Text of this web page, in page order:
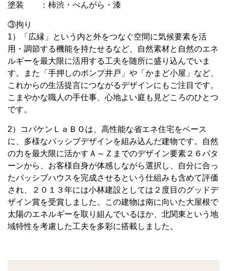
塗装 ：柿渋・べんがら・漆
③拘り
1）「広縁」という内と外をつなぐ空間に気候要素を活
用・調節する機能を持たせるなど、自然素材と自然のエネ
ルギーを最大限に活用する工夫を随所に盛り込んでいま
す。また「手押しのポンプ井戸」や「かまど小屋」など、
これからの生活提言につながるデザインにもご注目です。
こまやかな職人の手仕事、心地よい庭も見どころのひとつ
です。
2）コバケンＬａＢＯは、高性能な省エネ住宅をベース
に、多様なパッシブデザインを組み込んだ建物です。自然
の力を最大限に活かすＡ～Ｚまでのデザイン要素２６パタ
ーンから、お客様自身が体感しながら選択し、自分に合っ
たパッシブハウスを完成させるという仕組みも含めて評価
され、２０１３年には小林建設としては２度目のグッドデ
ザイン賞を受賞しました。この建物は南に向いた大屋根で
太陽のエネルギーを取り組んでいるほか、北関東という地
域特性を考慮した工夫を多彩に搭載しました。